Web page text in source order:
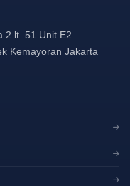
2 lt. 51 Unit E2
Kemayoran Jakarta